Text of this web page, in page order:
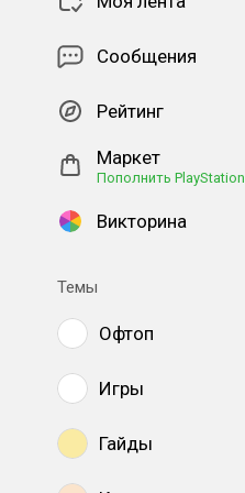
Сообщения
Рейтинг
Маркет
Пополнить PlayStation
Викторина
Темы
Офтоп
Игры
Гайды